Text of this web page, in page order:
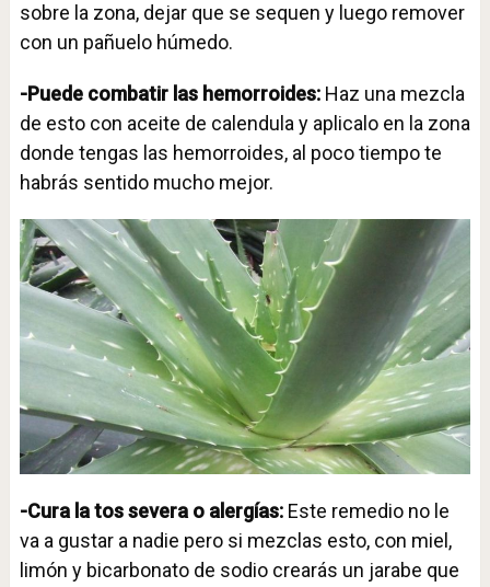
sobre la zona, dejar que se sequen y luego remover
con un pañuelo húmedo.
-Puede combatir las hemorroides: Haz una mezcla
de esto con aceite de calendula y aplicalo en la zona
donde tengas las hemorroides, al poco tiempo te
habrás sentido mucho mejor.
-Cura la tos severa o alergías: Este remedio no le
va a gustar a nadie pero si mezclas esto, con miel,
limón y bicarbonato de sodio crearás un jarabe que